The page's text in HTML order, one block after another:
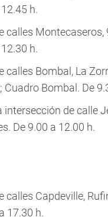
h.
calles Montecaseros,
h.
calles Bombal, La
Cuadro Bombal. De
intersección de calle
De 9.00 a 12.00 h.
calles Capdeville,
17.30 h.